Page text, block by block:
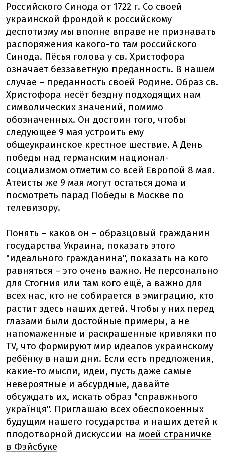
Российского Синода от 1722 г. Со своей
украинской фрондой к российскому
деспотизму мы вполне вправе не признавать
распоряжения какого-то там российского
Синода. Пёсья голова у св. Христофора
означает беззаветную преданность. В нашем
случае – преданность своей Родине. Образ св.
Христофора несёт бездну подходящих нам
символических значений, помимо
обозначенных. Он достоин того, чтобы
следующее 9 мая устроить ему
общеукраинское крестное шествие. А День
победы над германским национал-
социализмом отметим со всей Европой 8 мая.
Атеисты же 9 мая могут остаться дома и
посмотреть парад Победы в Москве по
телевизору.
Понять – каков он – образцовый гражданин
государства Украина, показать этого
"идеального гражданина", показать на кого
равняться – это очень важно. Не персонально
для Стогния или там кого ещё, а важно для
всех нас, кто не собирается в эмиграцию, кто
растит здесь наших детей. Чтобы у них перед
глазами были достойные примеры, а не
напомаженные и раскрашенные кривляки по
TV, что формируют мир идеалов украинскому
ребёнку в наши дни. Если есть предложения,
какие-то мысли, идеи, пусть даже самые
невероятные и абсурдные, давайте
обсуждать их, искать образ "справжнього
українця". Приглашаю всех обеспокоенных
будущим нашего государства и наших детей к
плодотворной дискуссии на моей страничке
в Фэйсбуке